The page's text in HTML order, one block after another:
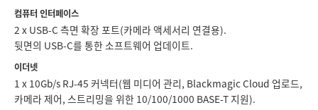
컴퓨터 인터페이스
2 x USB-C 측면 확장 포트(카메라 액세서리 연결용).
뒷면의 USB‑C를 통한 소프트웨어 업데이트.
이더넷
1 x 10Gb/s RJ‑45 커넥터(웹 미디어 관리, Blackmagic Cloud 업로드,
카메라 제어, 스트리밍을 위한 10/100/1000 BASE-T 지원).